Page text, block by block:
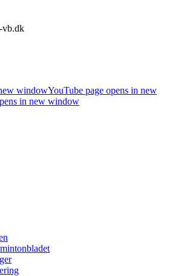
vb.dk
windowYouTube page opens in new
in new window